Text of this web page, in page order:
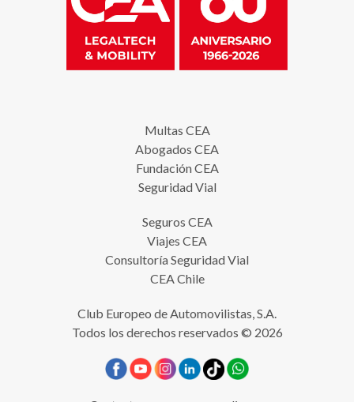
Multas CEA
Abogados CEA
Fundación CEA
Seguridad Vial
Seguros CEA
Viajes CEA
Consultoría Seguridad Vial
CEA Chile
Club Europeo de Automovilistas, S.A.
Todos los derechos reservados © 2026